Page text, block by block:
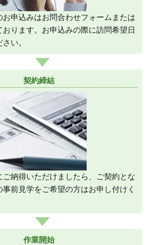
お申込みはお問合わせフォームまたは
ります。お申込みの際に訪問希望日
い。
契約締結
ご納得いただけましたら、ご契約とな
事前見学をご希望の方はお申し付けく
作業開始